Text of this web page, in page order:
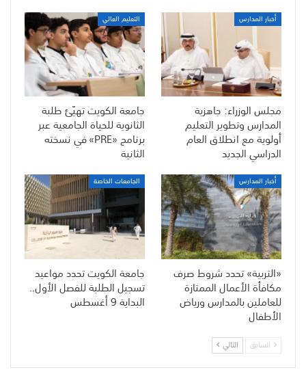
أخبار المدارس
مجلس الوزراء: جاهزية
المدارس وتطوير التعليم
أولوية مع انطلاق العام
الدراسي الجديد
التعليم العالي
جامعة الكويت تهيّئ طلبة
الثانوية للحياة الجامعية عبر
برنامج «PRE» في نسخته
الثانية
أخبار المدارس
«التربية» تحدد شروط صرف
مكافأة الأعمال الممتازة
للعاملين بالمدارس ورياض
الأطفال
الجامعات الخاصة
جامعة الكويت تحدد مواعيد
تسجيل الطلبة للفصل الأول..
البداية 9 أغسطس
السابق التالي